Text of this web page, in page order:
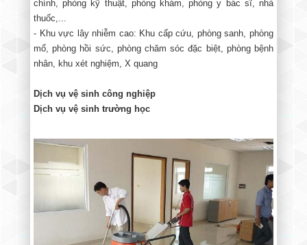
chính, phòng kỹ thuật, phòng khám, phòng y bác sĩ, nhà
thuốc,...
- Khu vực lây nhiễm cao: Khu cấp cứu, phòng sanh, phòng
mổ, phòng hồi sức, phòng chăm sóc đặc biệt, phòng bệnh
nhân, khu xét nghiệm, X quang
Dịch vụ vệ sinh công nghiệp
Dịch vụ vệ sinh trường học